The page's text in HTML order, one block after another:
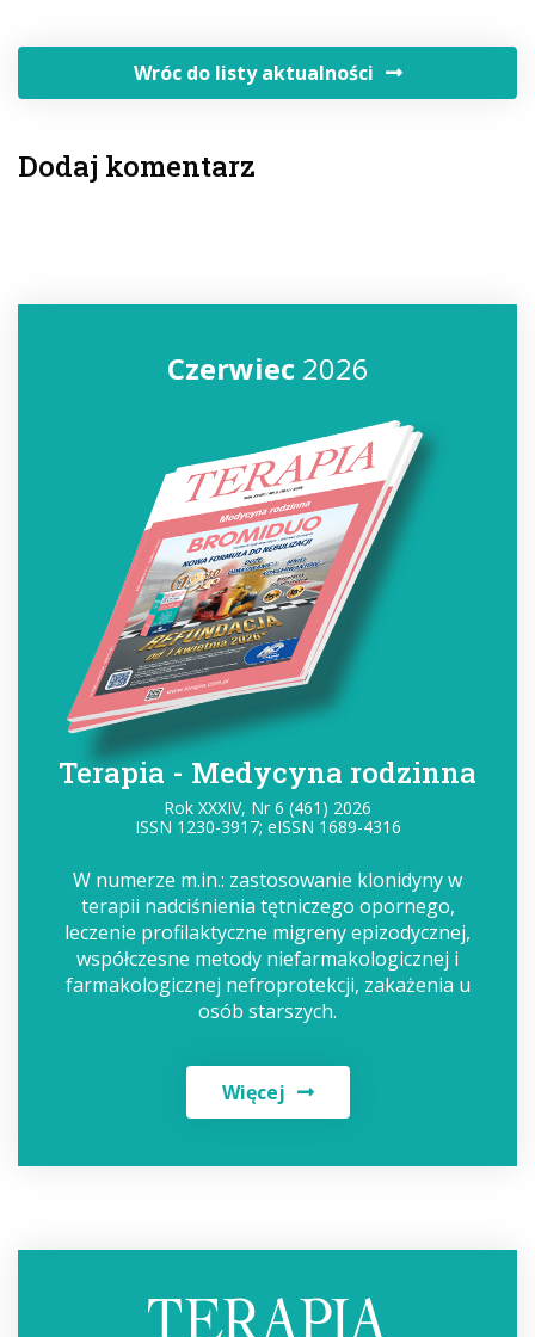
Wróc do listy aktualności
Dodaj komentarz
Czerwiec2026
Terapia - Medycyna rodzinna
Rok XXXIV, Nr 6 (461) 2026
ISSN 1230-3917; eISSN 1689-4316
W numerze m.in.: zastosowanie klonidyny w
terapii nadciśnienia tętniczego opornego,
leczenie profilaktyczne migreny epizodycznej,
współczesne metody niefarmakologicznej i
farmakologicznej nefroprotekcji, zakażenia u
osób starszych.
Więcej